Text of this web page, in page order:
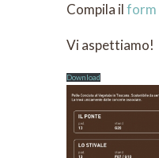
Compila ilform
Vi aspettiamo!
Download